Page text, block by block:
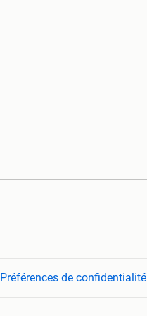
Préférences de confidentialité